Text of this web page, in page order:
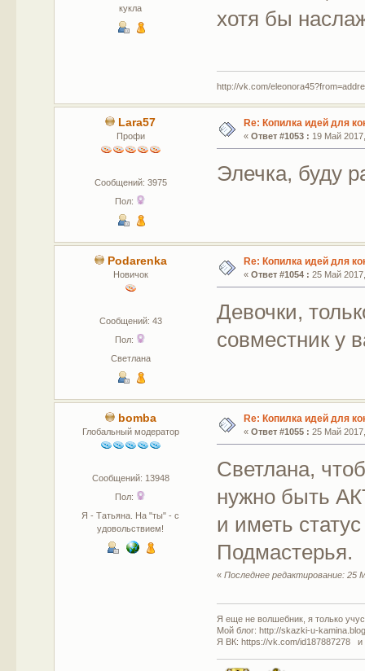
кукла
хотя бы
http://vk.com/
Lara57
Профи
Сообщений: 3975
Пол:
Re: Копилка идей для
« Ответ #1053 : 19 Май
Элечка, буду
Podarenka
Новичок
Сообщений: 43
Пол:
Светлана
Re: Копилка идей для
« Ответ #1054 : 25 Май
Девочки,
совместник у
bomba
Глобальный модератор
Сообщений: 13948
Пол:
Я - Татьяна. На "ты" - с
удовольствием!
Re: Копилка идей для
« Ответ #1055 : 25 Май
Светлана,
нужно быть
и иметь
Подмастерья.
«Последнее редактирование: 25
Я еще не волшебник, я только
Мой блог: http://skazki-u-
Я ВК: https://vk.com/id187887278 и